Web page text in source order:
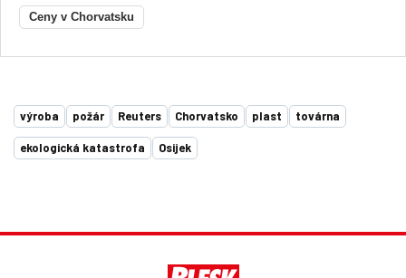
Ceny v Chorvatsku
výroba požár Reuters Chorvatsko plast továrna
ekologická katastrofa Osijek